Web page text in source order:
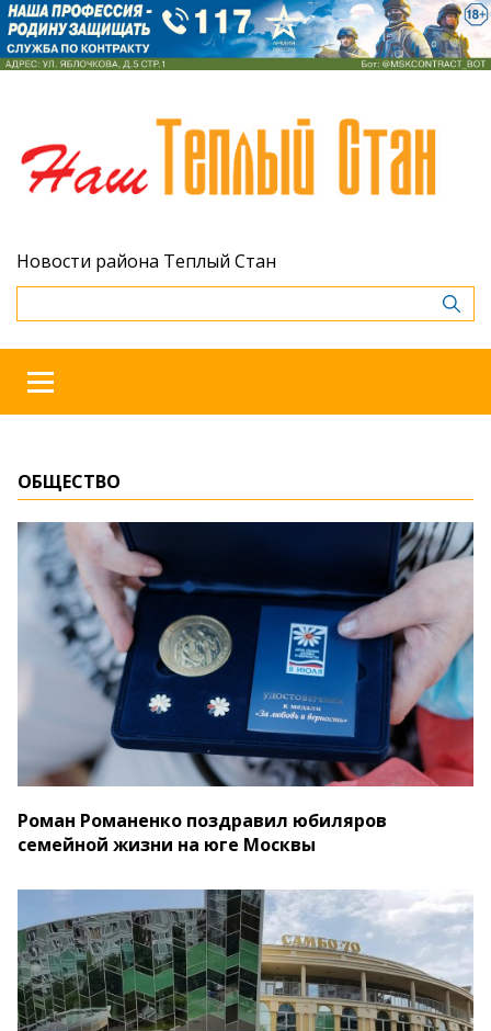
Новости района Теплый Стан
ОБЩЕСТВО
Роман Романенко поздравил юбиляров
семейной жизни на юге Москвы